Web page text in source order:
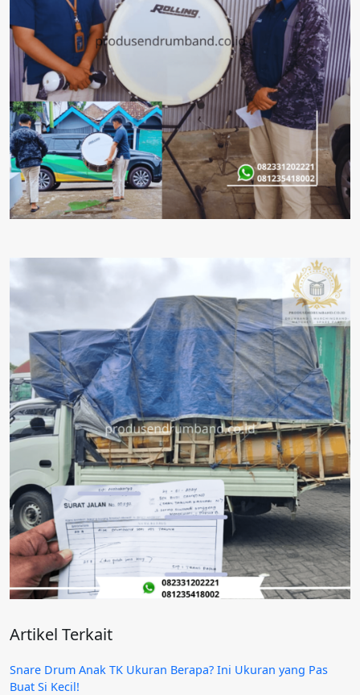
Artikel Terkait
Snare Drum Anak TK Ukuran Berapa? Ini Ukuran yang Pas
Buat Si Kecil!